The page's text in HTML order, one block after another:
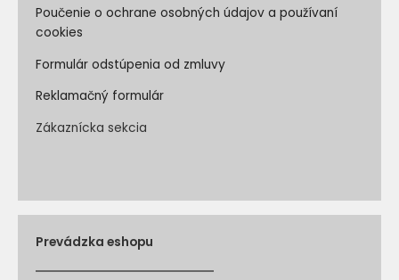
Poučenie o ochrane osobných údajov a používaní
cookies
Formulár odstúpenia od zmluvy
Reklamačný formulár
Zákaznícka sekcia
Prevádzka eshopu